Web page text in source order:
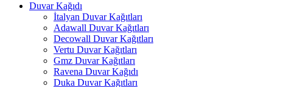
Duvar Kağıdı
İtalyan Duvar Kağıtları
Adawall Duvar Kağıtları
Decowall Duvar Kağıtları
Vertu Duvar Kağıtları
Gmz Duvar Kağıtları
Ravena Duvar Kağıdı
Duka Duvar Kağıtları